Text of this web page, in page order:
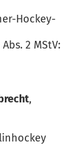
Hockey-
2 MStV:
,